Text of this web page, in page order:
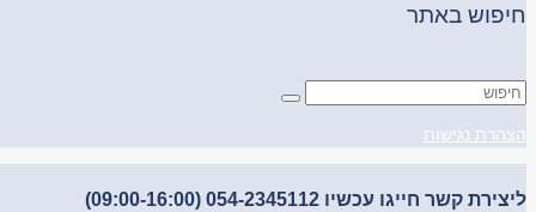
חיפוש באתר
הצהרת נגישות
ליצירת קשר חייגו עכשיו 054-2345112 (09:00-16:00)